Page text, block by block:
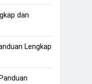
dan
Lengkap